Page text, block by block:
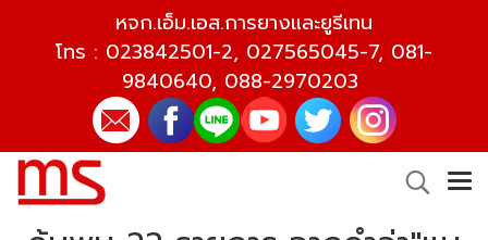
หจก.เอ็ม.เอส.การยางและยูรีเทน
โทร : 023842501-2, 027565045-7, 081-
9840640, 088-2970203